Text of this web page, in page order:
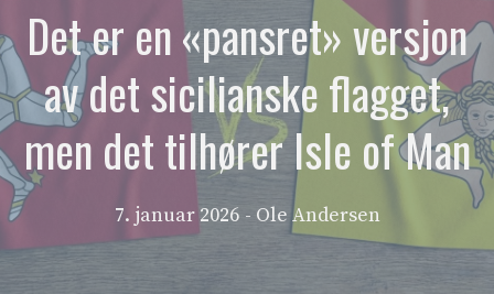
Det er en «pansret» versjon
av det sicilianske flagget,
men det tilhører Isle of Man
7. januar 2026 - Ole Andersen